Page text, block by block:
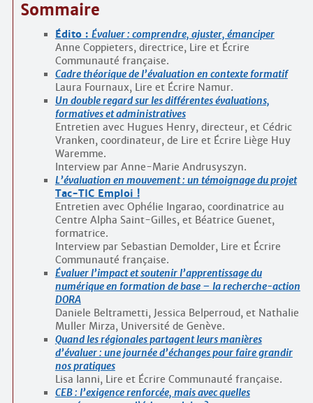
Sommaire
Édito : Évaluer : comprendre, ajuster, émanciper
Anne Coppieters, directrice, Lire et Écrire
Communauté française.
Cadre théorique de l’évaluation en contexte formatif
Laura Fournaux, Lire et Écrire Namur.
Un double regard sur les différentes évaluations,
formatives et administratives
Entretien avec Hugues Henry, directeur, et Cédric
Vranken, coordinateur, de Lire et Écrire Liège Huy
Waremme.
Interview par Anne-Marie Andrusyszyn.
L’évaluation en mouvement : un témoignage du projet
Tac-TIC Emploi !
Entretien avec Ophélie Ingarao, coordinatrice au
Centre Alpha Saint-Gilles, et Béatrice Guenet,
formatrice.
Interview par Sebastian Demolder, Lire et Écrire
Communauté française.
Évaluer l’impact et soutenir l’apprentissage du
numérique en formation de base – la recherche-action
DORA
Daniele Beltrametti, Jessica Belperroud, et Nathalie
Muller Mirza, Université de Genève.
Quand les régionales partagent leurs manières
d’évaluer : une journée d’échanges pour faire grandir
nos pratiques
Lisa Ianni, Lire et Écrire Communauté française.
CEB : l’exigence renforcée, mais avec quelles